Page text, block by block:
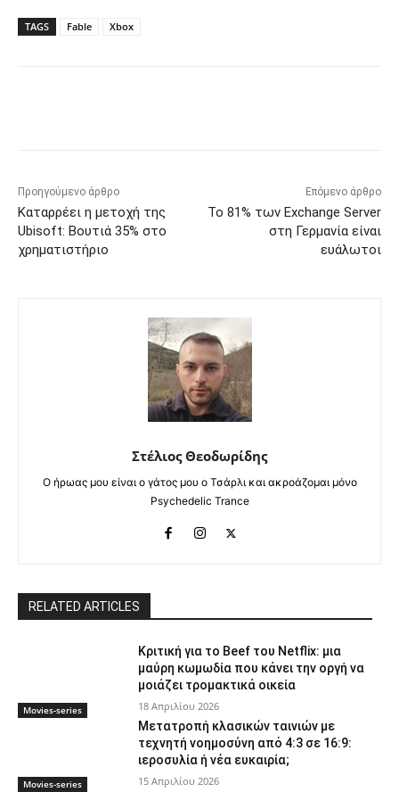
TAGS Fable Xbox
Προηγούμενο άρθρο
Καταρρέει η μετοχή της
Ubisoft: Βουτιά 35% στο
χρηματιστήριο
Επόμενο άρθρο
Το 81% των Exchange Server
στη Γερμανία είναι
ευάλωτοι
Στέλιος Θεοδωρίδης
Ο ήρωας μου είναι ο γάτος μου ο Τσάρλι και ακροάζομαι μόνο
Psychedelic Trance
RELATED ARTICLES
Movies-series
Κριτική για το Beef του Netflix: μια
μαύρη κωμωδία που κάνει την οργή να
μοιάζει τρομακτικά οικεία
18 Απριλίου 2026
Movies-series
Μετατροπή κλασικών ταινιών με
τεχνητή νοημοσύνη από 4:3 σε 16:9:
ιεροσυλία ή νέα ευκαιρία;
15 Απριλίου 2026